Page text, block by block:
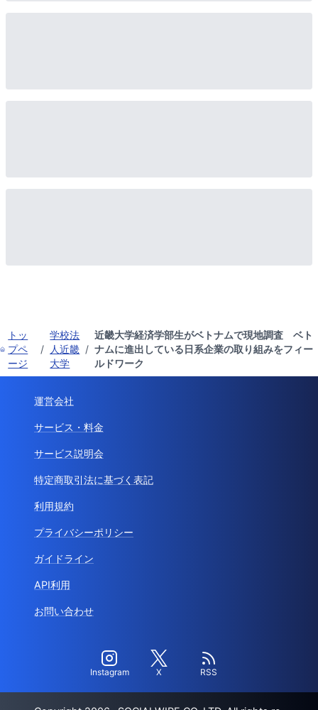
トッ
プペ
ージ
/
学校法
人近畿
大学
/
近畿大学経済学部生がベトナムで現地調査 ベト
ナムに進出している日系企業の取り組みをフィー
ルドワーク
運営会社
サービス・料金
サービス説明会
特定商取引法に基づく表記
利用規約
プライバシーポリシー
ガイドライン
API利用
お問い合わせ
Instagram X RSS